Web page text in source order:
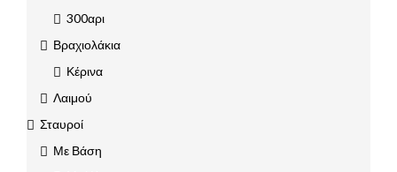
300αρι
Βραχιολάκια
Κέρινα
Λαιμού
Σταυροί
Με Βάση